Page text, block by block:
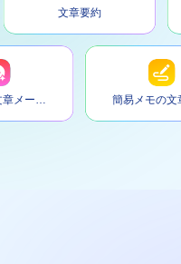
文章要約
ナチュラル文章メーカー 簡易メモの文章拡張